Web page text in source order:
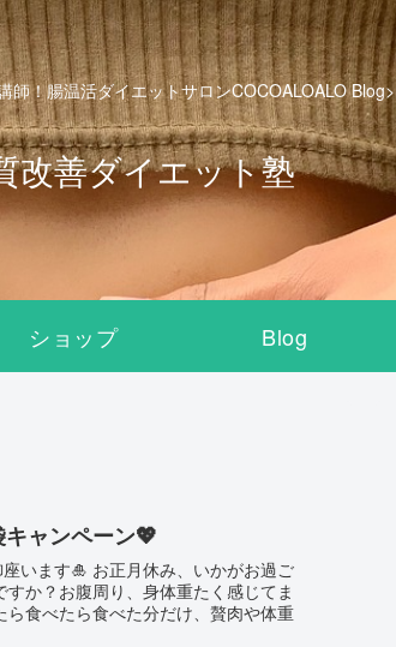
師！腸温活ダイエットサロンCOCOALOALO Blog>
改善ダイエット塾
ショップ Blog
ャンペーン💖
、いかがお過ご